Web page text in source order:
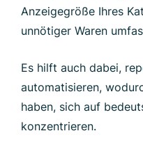
Anzeigegröße Ihres
unnötiger Waren
Es hilft auch dabei,
automatisieren,
haben, sich auf
konzentrieren.